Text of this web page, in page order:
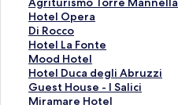
a
A
m
i
n
a
B
e
S
t
a
g
i
o
V
i
l
l
a
F
r
B
L
a
C
a
n
f
g
r
i
t
u
r
i
Hotel Opera
H
o
t
e
l
O
p
Di Rocco
D
i
R
o
c
c
Hotel La Fonte
H
o
t
e
l
Mood Hotel
M
o
o
d
Hotel Duca degli Abruzzi
H
o
t
Guest House - I Salici
G
u
Miramare Hotel
M